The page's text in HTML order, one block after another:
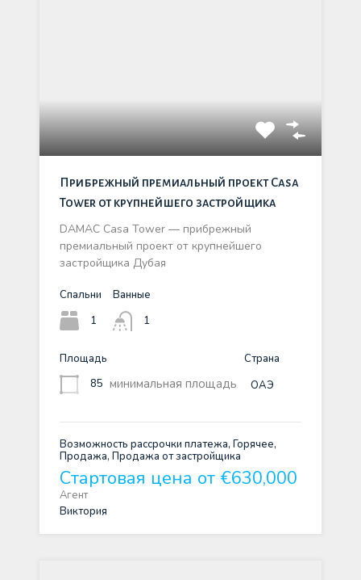
Прибрежный премиальный проект Casa
Tower от крупнейшего застройщика
DAMAC Casa Tower — прибрежный
премиальный проект от крупнейшего
застройщика Дубая
Спальни
1
Ванные
1
Площадь
85 минимальная площадь
Страна
ОАЭ
Возможность рассрочки платежа, Горячее,
Продажа, Продажа от застройщика
Стартовая цена от €630,000
Агент
Виктория